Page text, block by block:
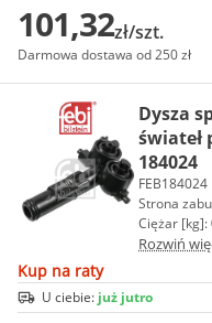
101,32zł/szt.
Darmowa dostawa od 250 zł
Dysza
świateł
184024
FEB184024
Strona
Ciężar [kg]:
Rozwiń
Kup na raty
U ciebie: już jutro